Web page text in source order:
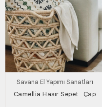
Savana El Yapımı Sanatları
Camellia Hasır Sepet_ Çap